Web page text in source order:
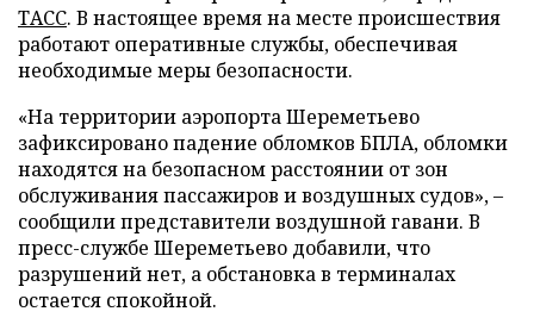
ТАСС. В настоящее время на месте происшествия
работают оперативные службы, обеспечивая
необходимые меры безопасности.
«На территории аэропорта Шереметьево
зафиксировано падение обломков БПЛА, обломки
находятся на безопасном расстоянии от зон
обслуживания пассажиров и воздушных судов», –
сообщили представители воздушной гавани. В
пресс-службе Шереметьево добавили, что
разрушений нет, а обстановка в терминалах
остается спокойной.